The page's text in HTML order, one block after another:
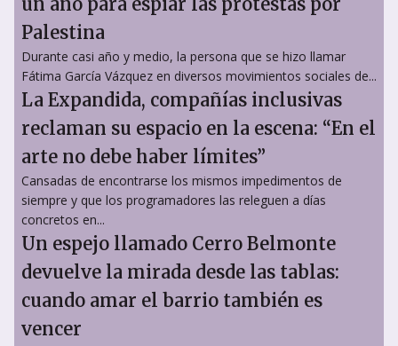
Palestina
Durante casi año y medio, la persona que se hizo llamar
Fátima García Vázquez en diversos movimientos sociales de...
La Expandida, compañías inclusivas
reclaman su espacio en la escena: “En el
arte no debe haber límites”
Cansadas de encontrarse los mismos impedimentos de
siempre y que los programadores las releguen a días
concretos en...
Un espejo llamado Cerro Belmonte
devuelve la mirada desde las tablas:
cuando amar el barrio también es
vencer